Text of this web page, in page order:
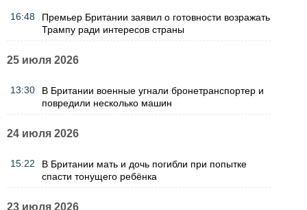
16:48
Премьер Британии заявил о готовности возражать
Трампу ради интересов страны
25 июля 2026
13:30
В Британии военные угнали бронетранспортер и
повредили несколько машин
24 июля 2026
15:22
В Британии мать и дочь погибли при попытке
спасти тонущего ребёнка
23 июля 2026